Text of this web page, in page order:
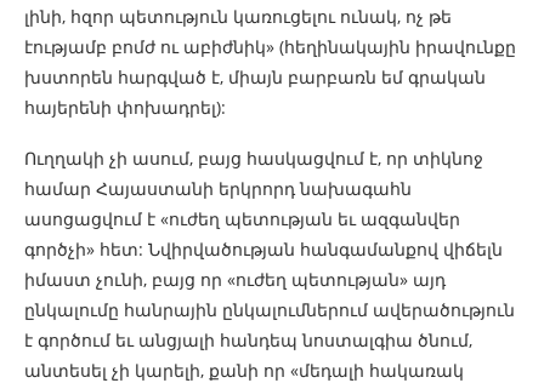
լինի, հզոր պետություն կառուցելու ունակ, ոչ թե
էությամբ բոմժ ու աբիժնիկ» (հեղինակային իրավունքը
խստորեն հարգված է, միայն բարբառն եմ գրական
հայերենի փոխադրել):
Ուղղակի չի ասում, բայց հասկացվում է, որ տիկնոջ
համար Հայաստանի երկրորդ նախագահն
ասոցացվում է «ուժեղ պետության եւ ազգանվեր
գործչի» հետ: Նվիրվածության հանգամանքով վիճելն
իմաստ չունի, բայց որ «ուժեղ պետության» այդ
ընկալումը հանրային ընկալումներում ավերածություն
է գործում եւ անցյալի հանդեպ նոստալգիա ծնում,
անտեսել չի կարելի, քանի որ «մեդալի հակառակ